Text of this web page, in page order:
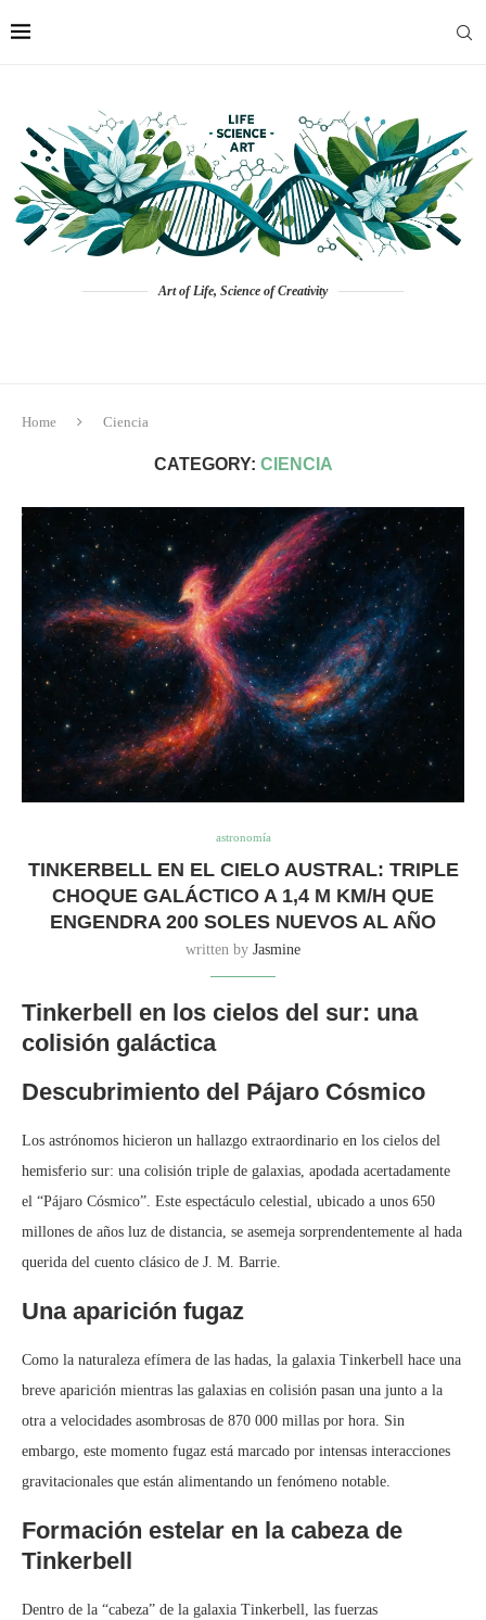
Art of Life, Science of Creativity
Home Ciencia
CATEGORY: CIENCIA
astronomía
TINKERBELL EN EL CIELO AUSTRAL: TRIPLE
CHOQUE GALÁCTICO A 1,4 M KM/H QUE
ENGENDRA 200 SOLES NUEVOS AL AÑO
written by Jasmine
Tinkerbell en los cielos del sur: una
colisión galáctica
Descubrimiento del Pájaro Cósmico
Los astrónomos hicieron un hallazgo extraordinario en los cielos del
hemisferio sur: una colisión triple de galaxias, apodada acertadamente
el “Pájaro Cósmico”. Este espectáculo celestial, ubicado a unos 650
millones de años luz de distancia, se asemeja sorprendentemente al hada
querida del cuento clásico de J. M. Barrie.
Una aparición fugaz
Como la naturaleza efímera de las hadas, la galaxia Tinkerbell hace una
breve aparición mientras las galaxias en colisión pasan una junto a la
otra a velocidades asombrosas de 870 000 millas por hora. Sin
embargo, este momento fugaz está marcado por intensas interacciones
gravitacionales que están alimentando un fenómeno notable.
Formación estelar en la cabeza de
Tinkerbell
Dentro de la “cabeza” de la galaxia Tinkerbell, las fuerzas